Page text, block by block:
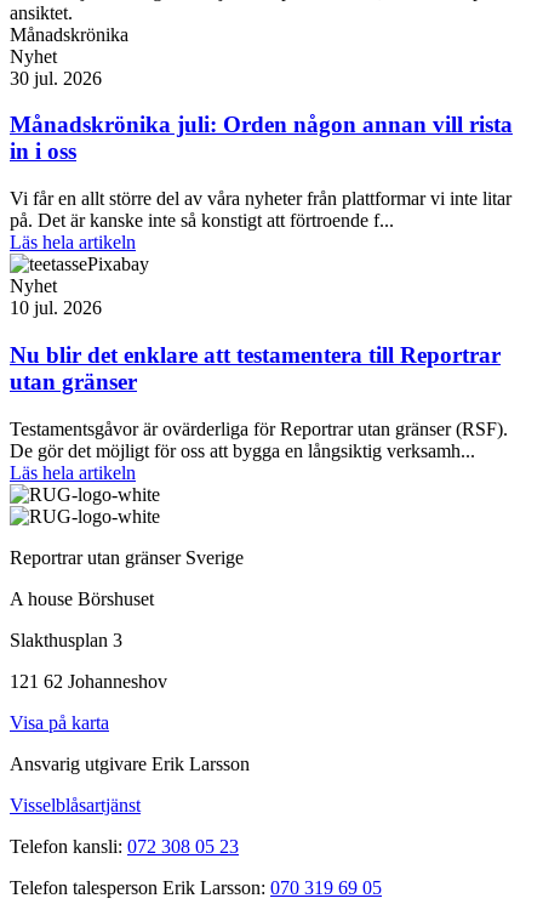
Månadskrönika
Nyhet
30 jul. 2026
Månadskrönika juli: Orden någon annan vill rista
in i oss
Vi får en allt större del av våra nyheter från plattformar vi inte litar
på. Det är kanske inte så konstigt att förtroende f...
Läs hela artikeln
Nyhet
10 jul. 2026
Nu blir det enklare att testamentera till Reportrar
utan gränser
Testamentsgåvor är ovärderliga för Reportrar utan gränser (RSF).
De gör det möjligt för oss att bygga en långsiktig verksamh...
Läs hela artikeln
Reportrar utan gränser Sverige
A house Börshuset
Slakthusplan 3
121 62 Johanneshov
Visa på karta
Ansvarig utgivare Erik Larsson
Visselblåsartjänst
Telefon kansli: 072 308 05 23
Telefon talesperson Erik Larsson: 070 319 69 05